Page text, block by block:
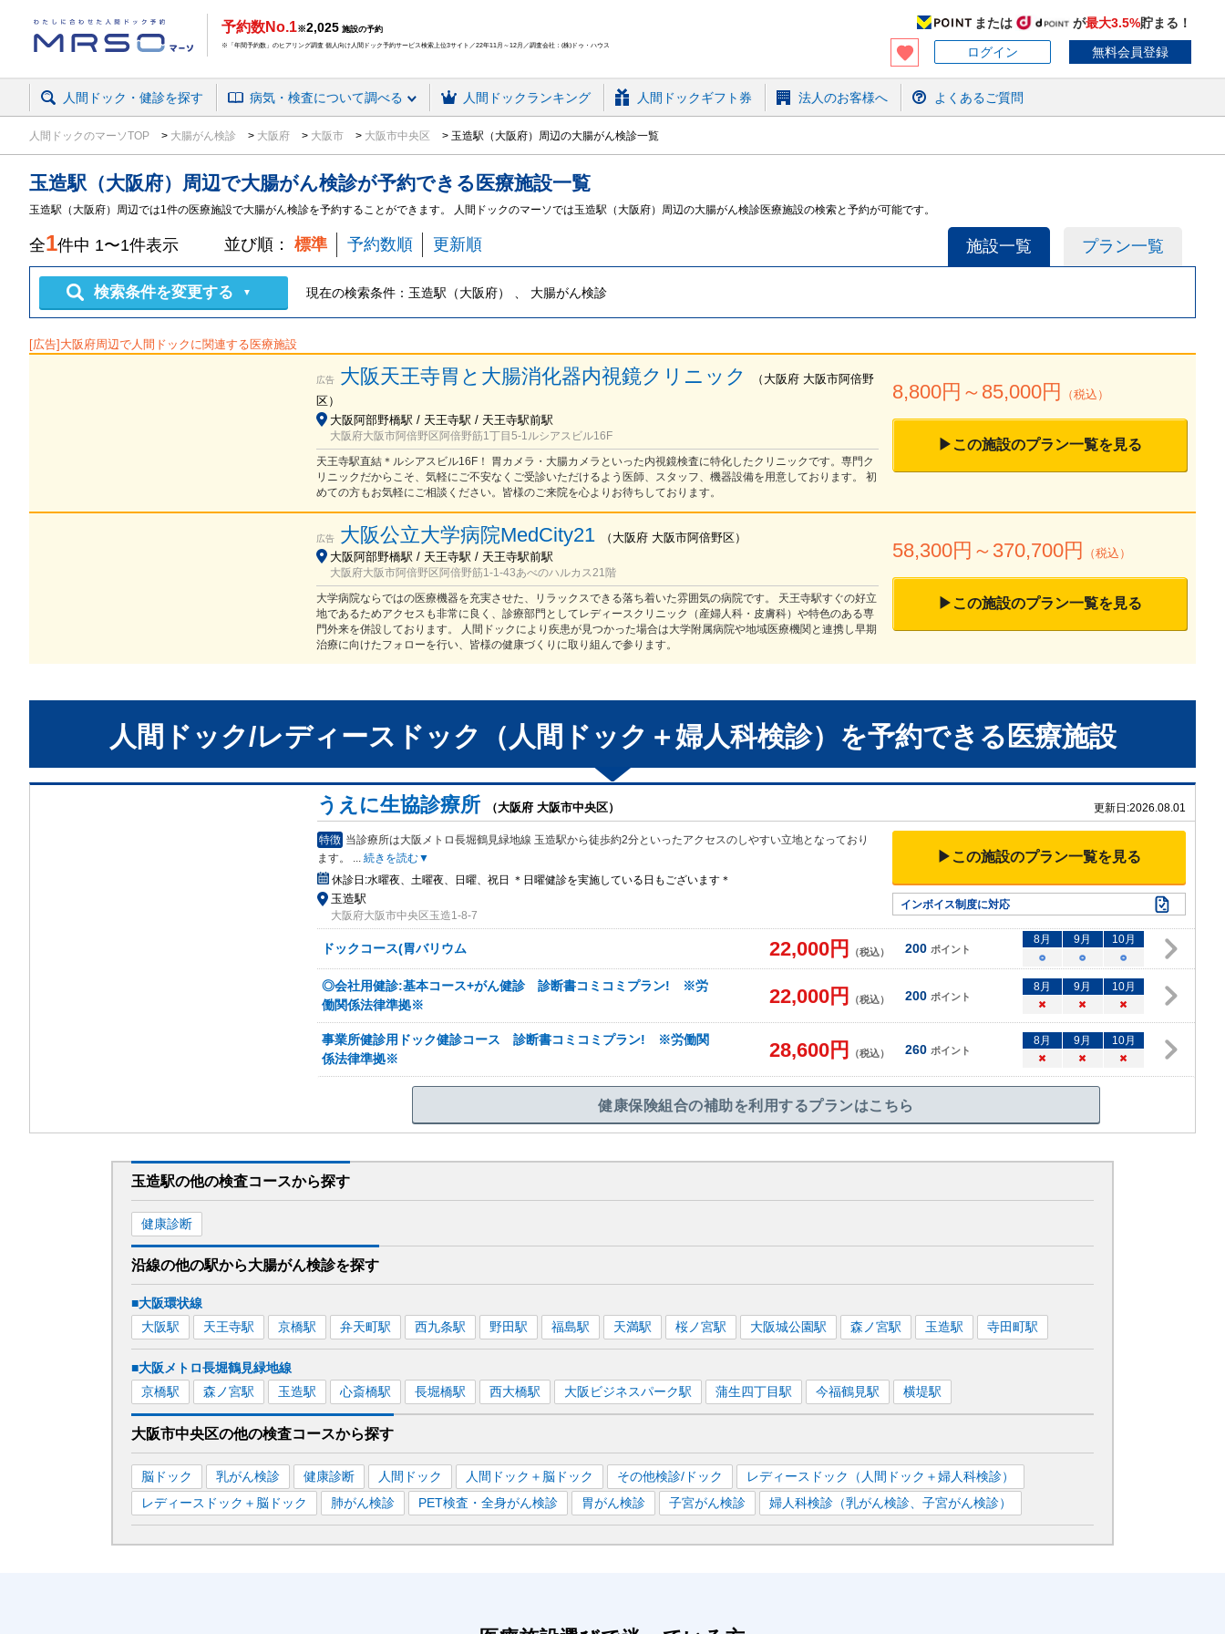
予約数No.1※2,025 施設の予約
※「年間予約数」のヒアリング調査 個人向け人間ドック予約サービス検索上位3サイト／22年11月～12月／調査会社：(株)ドゥ・ハウス
または が最大3.5%貯まる！
ログイン
無料会員登録
人間ドック・健診を探す 病気・検査について調べる 人間ドックランキング 人間ドックギフト券 法人のお客様へ よくあるご質問
人間ドックのマーソTOP 大腸がん検診 大阪府 大阪市 大阪市中央区 玉造駅（大阪府）周辺の大腸がん検診一覧
玉造駅（大阪府）周辺で大腸がん検診が予約できる 医療施設一覧
玉造駅（大阪府）周辺では1件の医療施設で大腸がん検診を予約することができます。 人間ドックのマーソでは玉造駅（大阪府）周辺の大腸がん検診医療施設の検索と予約が可能です。
施設一覧 プラン一覧
全1件中 1〜1件表示 並び順： 標準 予約数順 更新順
検索条件を変更する ▼ 現在の検索条件： 玉造駅（大阪府） 、 大腸がん検診
[広告] 大阪府周辺で人間ドックに関連する医療施設
広告 大阪天王寺胃と大腸消化器内視鏡クリニック （ 大阪府 大阪市阿倍野
区）
大阪阿部野橋駅 / 天王寺駅 / 天王寺駅前駅
大阪府大阪市阿倍野区阿倍野筋1丁目5-1ルシアスビル16F
天王寺駅直結＊ルシアスビル16F！ 胃カメラ・大腸カメラといった内視鏡検査に特化したクリニックです。専門ク
リニックだからこそ、気軽にご不安なくご受診いただけるよう医師、スタッフ、機器設備を用意しております。 初
めての方もお気軽にご相談ください。皆様のご来院を心よりお待ちしております。
8,800円～ 85,000円 （税込）
▶この施設のプラン一覧を見る
広告 大阪公立大学病院MedCity21 （ 大阪府 大阪市阿倍野区）
大阪阿部野橋駅 / 天王寺駅 / 天王寺駅前駅
大阪府大阪市阿倍野区阿倍野筋1-1-43あべのハルカス21階
大学病院ならではの医療機器を充実させた、リラックスできる落ち着いた雰囲気の病院です。 天王寺駅すぐの好立
地であるためアクセスも非常に良く、診療部門としてレディースクリニック（産婦人科・皮膚科）や特色のある専
門外来を併設しております。 人間ドックにより疾患が見つかった場合は大学附属病院や地域医療機関と連携し早期
治療に向けたフォローを行い、皆様の健康づくりに取り組んで参ります。
58,300円～ 370,700円 （税込）
▶この施設のプラン一覧を見る
人間ドック/レディースドック（人間ドック＋婦人科検診） を予約できる 医療施設
うえに生協診療所 （大阪府 大阪市中央区） 更新日:2026.08.01
特徴 当診療所は大阪メトロ長堀鶴見緑地線 玉造駅から徒歩約2分といったアクセスのしやすい立地となっており
ま す。 ... 続きを読む▼
休診日:水曜夜、土曜夜、日曜、祝日 ＊日曜健診を実施している日もございます＊
玉造駅
大阪府大阪市中央区玉造1-8-7
▶この施設のプラン一覧を見る
インボイス制度に対応
ドックコース(胃バリウム 22,000円 （税込） 200 ポイント
8月 9月 10月
○
○ ○
◎会社用健診:基本コース+がん健診 診断書コミコミプラン! ※労
働関係法律準拠※
22,000円 （税込） 200 ポイント
8月 9月 10月
×
× ×
事業所健診用ドック健診コース 診断書コミコミプラン! ※労働関
係法律準拠※
28,600円 （税込） 260 ポイント
8月 9月 10月
×
× ×
健康保険組合の補助を利用するプランはこちら
玉造駅の他の検査コースから探す
健康診断
沿線の他の駅から大腸がん検診を探す
■大阪環状線
大阪駅 天王寺駅 京橋駅 弁天町駅 西九条駅 野田駅 福島駅 天満駅 桜ノ宮駅 大阪城公園駅 森ノ宮駅 玉造駅 寺田町駅
■大阪メトロ長堀鶴見緑地線
京橋駅 森ノ宮駅 玉造駅 心斎橋駅 長堀橋駅 西大橋駅 大阪ビジネスパーク駅 蒲生四丁目駅 今福鶴見駅 横堤駅
大阪市中央区の他の検査コースから探す
脳ドック 乳がん検診 健康診断 人間ドック 人間ドック＋脳ドック その他検診/ドック
レディースドック（人間ドック＋婦人科検診）
レディースドック＋脳ドック
肺がん検診 PET検査・全身がん検診 胃がん検診 子宮がん検診 婦人科検診（乳がん検診、子宮がん検診）